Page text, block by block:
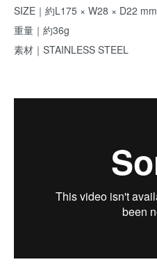
SIZE｜約L175 × W28 × D22 mm
重量｜約36g
素材｜STAINLESS STEEL